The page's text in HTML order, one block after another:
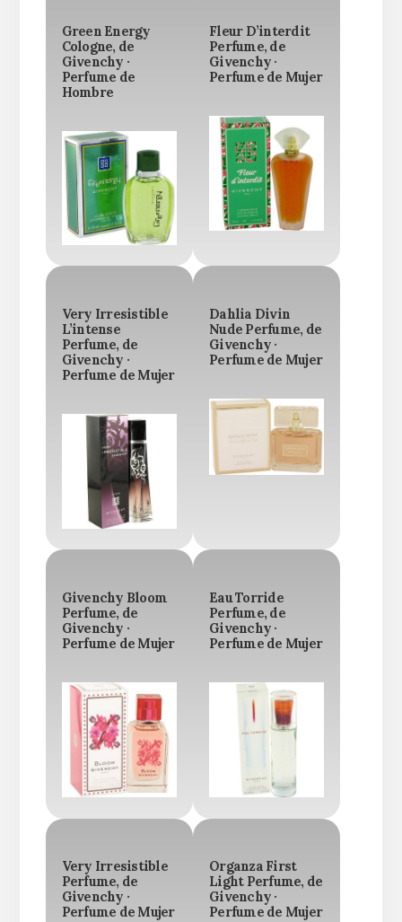
Green Energy
Cologne, de
Givenchy ·
Perfume de
Hombre
Fleur D’interdit
Perfume, de
Givenchy ·
Perfume de Mujer
Very Irresistible
L’intense
Perfume, de
Givenchy ·
Perfume de Mujer
Dahlia Divin
Nude Perfume, de
Givenchy ·
Perfume de Mujer
Givenchy Bloom
Perfume, de
Givenchy ·
Perfume de Mujer
Eau Torride
Perfume, de
Givenchy ·
Perfume de Mujer
Very Irresistible
Perfume, de
Givenchy ·
Perfume de Mujer
Organza First
Light Perfume, de
Givenchy ·
Perfume de Mujer